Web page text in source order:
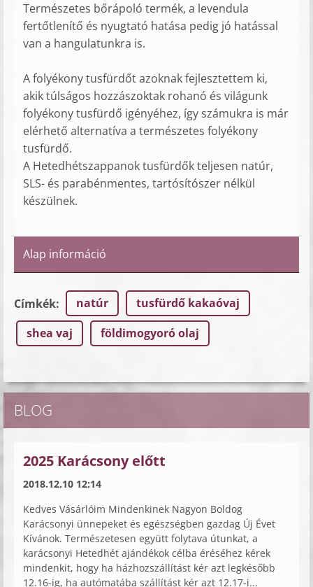
Természetes bőrápoló termék, a levendula
fertőtlenítő és nyugtató hatása pedig jó hatással
van a hangulatunkra is.
A folyékony tusfürdőt azoknak fejlesztettem ki,
akik túlságos hozzászoktak rohanó és világunk
folyékony tusfürdő igényéhez, így számukra is már
elérhető alternatíva a természetes folyékony
tusfürdő.
A Hetedhétszappanok tusfürdők teljesen natúr,
SLS- és parabénmentes, tartósítószer nélkül
készülnek.
Alap információ
Címkék: natúr
tusfürdő kakaóvaj
shea vaj
földimogyoró olaj
BLOG
2025 Karácsony előtt
2018.12.10 12:14
Kedves Vásárlóim Mindenkinek Nagyon Boldog
Karácsonyi ünnepeket és egészségben gazdag Új Évet
Kívánok. Természetesen együtt folytava útunkat, a
karácsonyi Hetedhét ajándékok célba éréséhez kérek
mindenkit, hogy ha házhozszállítást kér azt legkésőbb
12.16-ig, ha autómatába szállítást kér azt 12.17-i...